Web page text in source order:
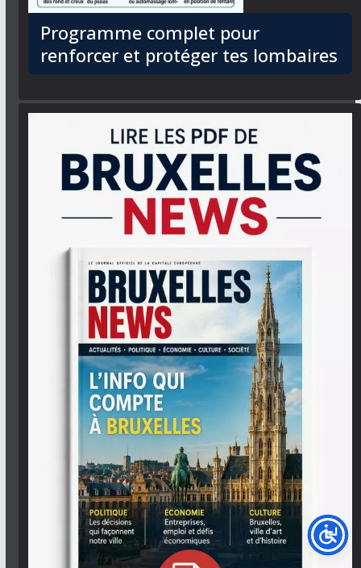
Programme complet pour
renforcer et protéger tes lombaires